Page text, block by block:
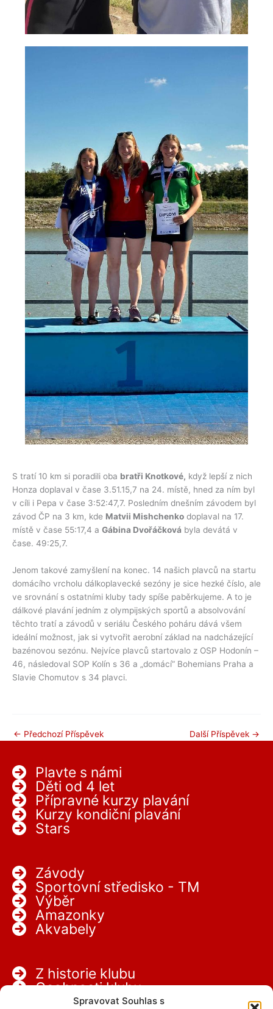
Spravovat Souhlas s
S tratí 10 km si poradili oba bratři Knotkové, když lepší z nich
Honza doplaval v čase 3.51.15,7 na 24. místě, hned za ním byl
v cíli i Pepa v čase 3:52:47,7. Posledním dnešním závodem byl
závod ČP na 3 km, kde Matvii Mishchenko doplaval na 17.
místě v čase 55:17,4 a Gábina Dvořáčková byla devátá v
čase. 49:25,7.
Jenom takové zamyšlení na konec. 14 našich plavců na startu
domácího vrcholu dálkoplavecké sezóny je sice hezké číslo, ale
ve srovnání s ostatními kluby tady spíše paběrkujeme. A to je
dálkové plavání jedním z olympijských sportů a absolvování
těchto tratí a závodů v seriálu Českého poháru dává všem
ideální možnost, jak si vytvořit aerobní základ na nadcházející
bazénovou sezónu. Nejvíce plavců startovalo z OSP Hodonín –
46, následoval SOP Kolín s 36 a „domácí“ Bohemians Praha a
Slavie Chomutov s 34 plavci.
← Předchozí Příspěvek Další Příspěvek →
Plavte s námi
Děti od 4 let
Přípravné kurzy plavání
Kurzy kondiční plavání
Stars
Závody
Sportovní středisko - TM
Výběr
Amazonky
Akvabely
Z historie klubu
Osobnosti klubu
Partneři